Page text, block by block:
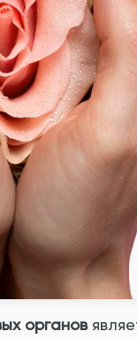
органов